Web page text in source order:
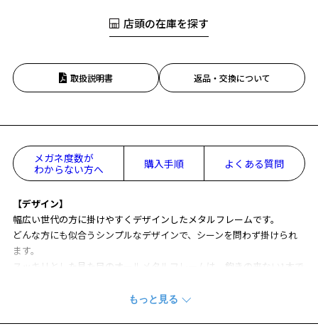
店頭の在庫を探す
取扱説明書 返品・交換について
メガネ度数が
わからない方へ
購入手順 よくある質問
【デザイン】
幅広い世代の方に掛けやすくデザインしたメタルフレームです。
どんな方にも似合うシンプルなデザインで、シーンを問わず掛けられ
ます。
スッキリとした見た目のオールメタルフレームは、飽きの来ない1本で
定番の2色をご用意しました。